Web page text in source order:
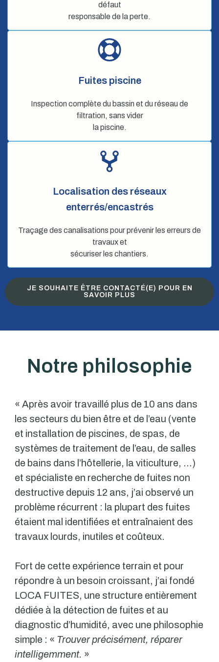
défaut
responsable de la perte.
Fuites piscine
Inspection complète du bassin et du réseau de
filtration, sans vider
la piscine.
Localisation des réseaux
enterrés/encastrés
Traçage des canalisations pour prévenir les erreurs de
travaux et
sécuriser les chantiers.
JE SOUHAITE ÊTRE CONTACTÉ(E) POUR EN
SAVOIR PLUS
Notre philosophie
« Après avoir travaillé plus de 10 ans dans
les secteurs du bien être et de l’eau (vente
et installation de piscines, de spas, de
systèmes de traitement de l’eau, de salles
de bains dans l’hôtellerie, la viticulture, …)
et spécialiste en recherche de fuites non
destructive depuis 12 ans, j’ai observé un
problème récurrent : la plupart des fuites
étaient mal identifiées et entraînaient des
travaux lourds, inutiles et coûteux.
Fort de cette expérience terrain et pour
répondre à un besoin croissant, j’ai fondé
LOCA FUITES, une structure entièrement
dédiée à la détection de fuites et au
diagnostic d’humidité, avec une philosophie
simple : « Trouver précisément, réparer
intelligemment. »